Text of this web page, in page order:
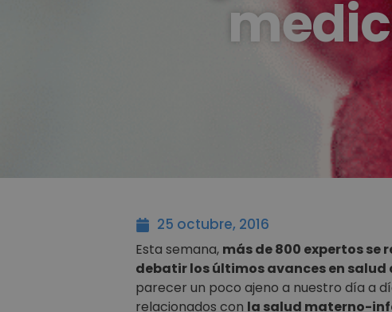
25 octubre, 2016
Esta semana, más de 800 expertos se
debatir los últimos avances en salud
parecer un poco ajeno a nuestro día a
relacionados con la salud materno-